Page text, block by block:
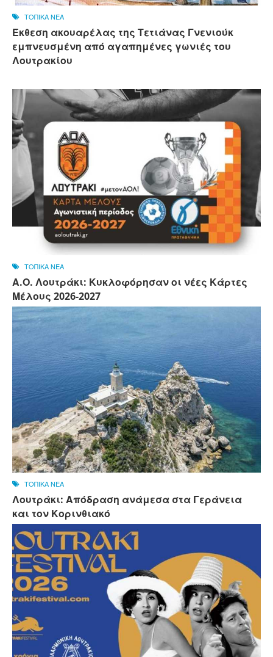
ΤΟΠΙΚΑ ΝΕΑ
Έκθεση ακουαρέλας της Τετιάνας Γνενιούκ
εμπνευσμένη από αγαπημένες γωνιές του
Λουτρακίου
ΤΟΠΙΚΑ ΝΕΑ
Α.Ο. Λουτράκι: Κυκλοφόρησαν οι νέες Κάρτες
Μέλους 2026-2027
ΤΟΠΙΚΑ ΝΕΑ
Λουτράκι: Απόδραση ανάμεσα στα Γεράνεια
και τον Κορινθιακό